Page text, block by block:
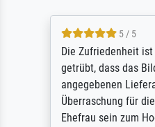
5 / 5
Die Zufriedenheit ist
getrübt, dass das
angegebenen
Überraschung für
Ehefrau sein zum